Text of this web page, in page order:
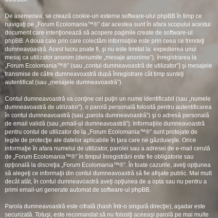
De asemenea, se crează cookie-uri externe software-ului phpBB în timp ce
navigaţi pe „Forum Ecolomania™®” dar acestea sunt în afara scopului acestui
document care intenţionează să acopere paginile create de software-ul
phpBB. A doua cale prin care colectăm informaţiile este prin ceea ce trimiteţi
dumneavoastră. Acest lucru poate fi, şi nu este limitat la: expedierea unui
mesaj ca utilizator anonim (denumite „mesaje anonime”), înregistrarea la
„Forum Ecolomania™®” (sau „contul dumneavoastră de utilizator”) şi mesajele
transmise de către dumneavoastră după înregistrare cât timp sunteţi
autentificat (sau „mesajele dumneavoastră”).
Contul dumneavoastră va conţine cel puţin un nume identificabil (sau „numele
dumneavoastră de utilizator”), o parolă personală folosită pentru autentificarea
în contul dumneavoastră (sau „parola dumneavoastră”) şi o adresă personală
de email validă (sau „email-ul dumneavoastră”). Informaţiile dumneavoastră
pentru contul de utilizator de la „Forum Ecolomania™®” sunt protejate de
legile de protecţie ale datelor aplicabile în ţara care ne găzduieşte. Orice
informaţie în afara numelui de utilizator, parolei sau a adresei de e-mail cerută
de „Forum Ecolomania™®” în timpul înregistrării este fie obligatorie sau
opţională la discreţia „Forum Ecolomania™®”. În toate cazurile, aveţi opţiunea
să alegeţi ce informaţii din contul dumneavoastră să fie afişate public. Mai mult
decât atât, în contul dumneavoastră aveţi opţiunea de a opta sau nu pentru a
primi email-uri generate automat de software-ul phpBB.
Parola dumneavoastră este cifrată (hash într-o singură direcţie), aşadar este
securizată. Totuşi, este recomandat să nu folosiţi aceeaşi parolă pe mai multe